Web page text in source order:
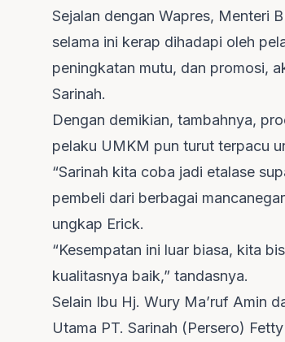
Sejalan dengan Wapres, Menteri
selama ini kerap dihadapi oleh
peningkatan mutu, dan promosi,
Sarinah.
Dengan demikian, tambahnya,
pelaku UMKM pun turut terpacu
“Sarinah kita coba jadi etalase
pembeli dari berbagai
ungkap Erick.
“Kesempatan ini luar biasa, kita
kualitasnya baik,” tandasnya.
Selain Ibu Hj. Wury Ma’ruf Amin
Utama PT. Sarinah (Persero)